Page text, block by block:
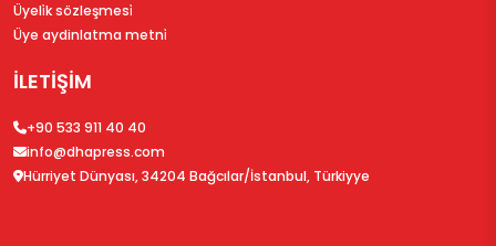
Üyeli̇k sözleşmesi̇
Üye aydinlatma metni̇
İLETİŞİM
+90 533 911 40 40
info@dhapress.com
Hürriyet Dünyası, 34204 Bağcılar/İstanbul, Türkiyye